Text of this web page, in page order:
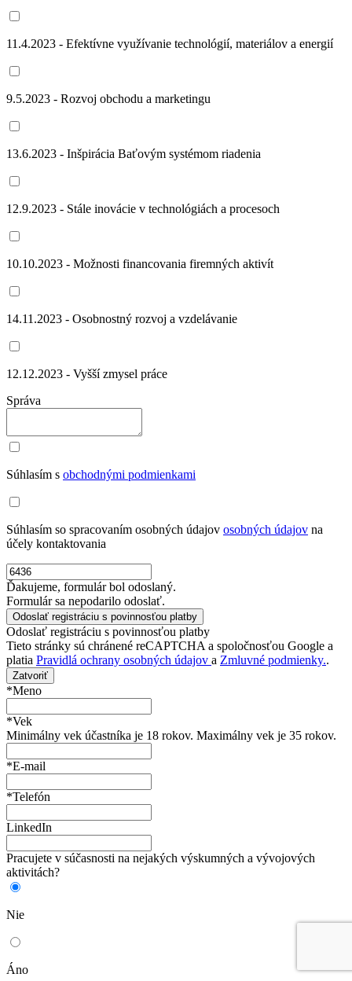
11.4.2023 - Efektívne využívanie technológií, materiálov a energií
9.5.2023 - Rozvoj obchodu a marketingu
13.6.2023 - Inšpirácia Baťovým systémom riadenia
12.9.2023 - Stále inovácie v technológiách a procesoch
10.10.2023 - Možnosti financovania firemných aktivít
14.11.2023 - Osobnostný rozvoj a vzdelávanie
12.12.2023 - Vyšší zmysel práce
Správa
Súhlasím s obchodnými podmienkami
Súhlasím so spracovaním osobných údajov osobných údajov na
účely kontaktovania
Ďakujeme, formulár bol odoslaný.
Formulár sa nepodarilo odoslať.
Odoslať registráciu s povinnosťou platby
Tieto stránky sú chránené reCAPTCHA a spoločnosťou Google a
platia Pravidlá ochrany osobných údajov a Zmluvné podmienky..
Zatvoriť
*Meno
*Vek
Minimálny vek účastníka je 18 rokov. Maximálny vek je 35 rokov.
*E-mail
*Telefón
LinkedIn
Pracujete v súčasnosti na nejakých výskumných a vývojových
aktivitách?
Nie
Áno